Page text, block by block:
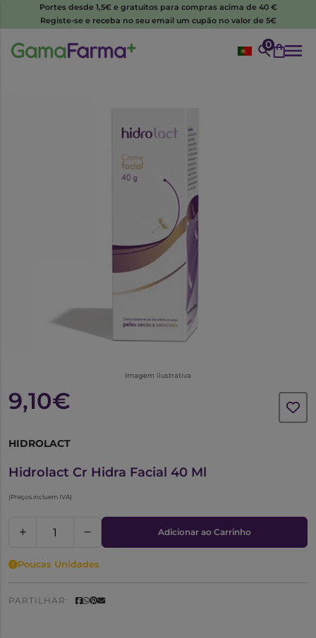
Portes desde 1,5€ e gratuitos para compras acima de 40 €
Registe-se e receba no seu email um cupão no valor de 5€
0
Imagem ilustrativa
9,10€
HIDROLACT
Hidrolact Cr Hidra Facial 40 Ml
(Preços incluem IVA)
Adicionar ao Carrinho
Poucas Unidades
PARTILHAR: